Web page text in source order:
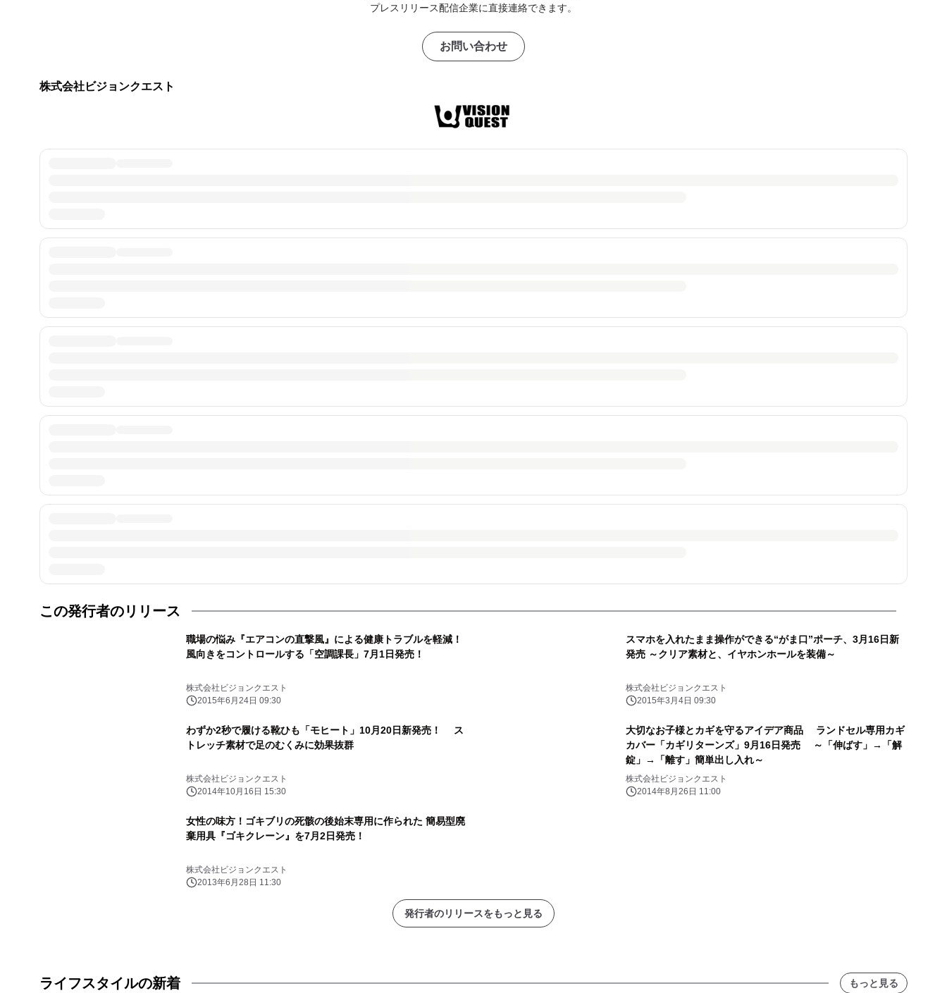
プレスリリース配信企業に直接連絡できます。
お問い合わせ
株式会社ビジョンクエスト
この発行者のリリース
職場の悩み『エアコンの直撃風』による健康トラブルを軽減！
風向きをコントロールする「空調課長」7月1日発売！
株式会社ビジョンクエスト
2015年6月24日 09:30
スマホを入れたまま操作ができる“がま口”ポーチ、3月16日新
発売 ～クリア素材と、イヤホンホールを装備～
株式会社ビジョンクエスト
2015年3月4日 09:30
わずか2秒で履ける靴ひも「モヒート」10月20日新発売！ ス
トレッチ素材で足のむくみに効果抜群
株式会社ビジョンクエスト
2014年10月16日 15:30
大切なお子様とカギを守るアイデア商品 ランドセル専用カギ
カバー「カギリターンズ」9月16日発売 ～「伸ばす」→「解
錠」→「離す」簡単出し入れ～
株式会社ビジョンクエスト
2014年8月26日 11:00
女性の味方！ゴキブリの死骸の後始末専用に作られた 簡易型廃
棄用具『ゴキクレーン』を7月2日発売！
株式会社ビジョンクエスト
2013年6月28日 11:30
発行者のリリースをもっと見る
ライフスタイルの新着 もっと見る